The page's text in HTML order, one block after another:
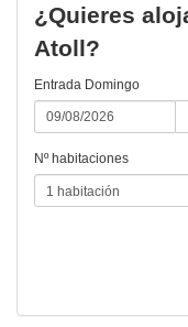
¿Quieres
Atoll?
Entrada Domingo
Nº habitaciones